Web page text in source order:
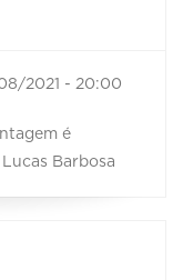
2021 - 20:00
é
Barbosa